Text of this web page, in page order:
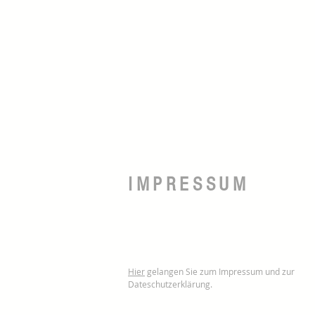
IMPRESSUM
Hier gelangen Sie zum Impressum und zur
Dateschutzerklärung.